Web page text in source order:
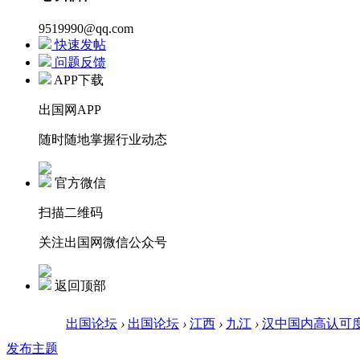
9519990@qq.com
快速发帖
问题反馈
APP下载
出国网APP
随时随地掌握行业动态
官方微信
扫描二维码
关注出国网微信公众号
返回顶部
出国论坛 › 出国论坛 › 江西 › 九江 › 汉中国内高认可
发布主题